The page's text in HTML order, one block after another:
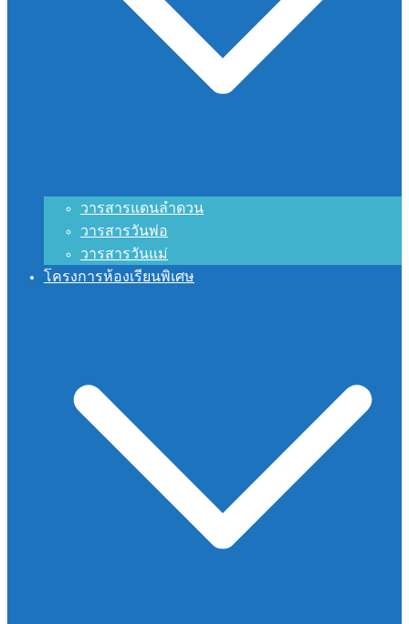
วารสารแดนลำดวน
วารสารวันพ่อ
วารสารวันแม่
โครงการห้องเรียนพิเศษ